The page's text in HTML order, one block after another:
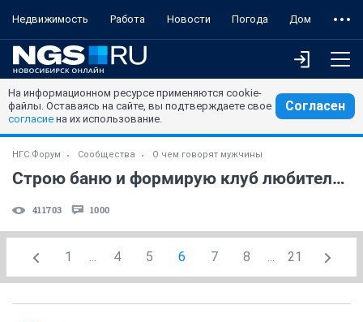
Недвижимость Работа Новости Погода Дом
На информационном ресурсе применяются cookie-
файлы. Оставаясь на сайте, вы подтверждаете свое
согласие на их использование.
Согласен
НГС.Форум Сообщества О чем говорят мужчины
Строю баню и формирую клуб любителей бани.NF! (часть 2)
411703 1000
1 ... 4 5 6 7 8 ... 21